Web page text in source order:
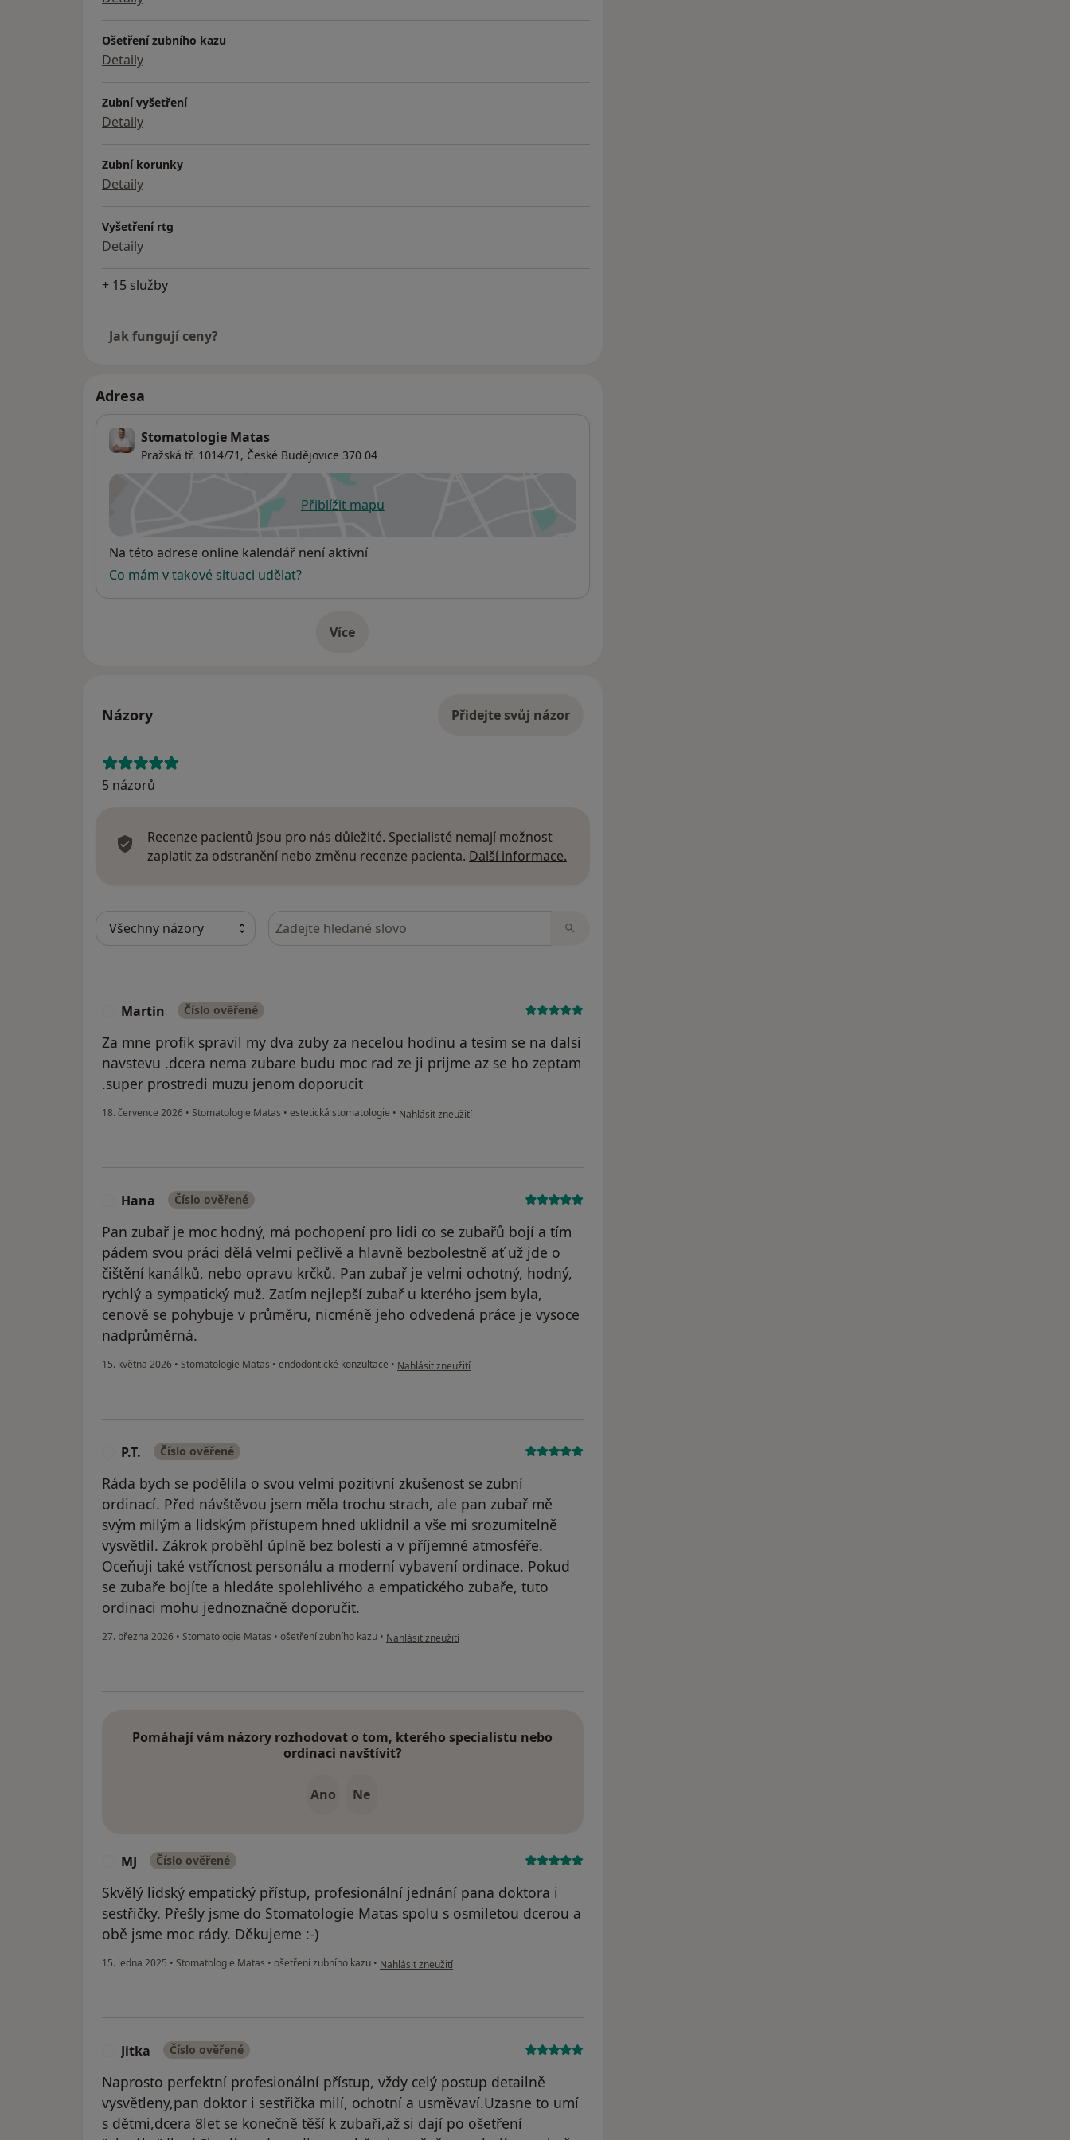
Ošetření zubního kazu
Detaily
Zubní vyšetření
Detaily
Zubní korunky
Detaily
Vyšetření rtg
Detaily
+ 15 služby
Jak fungují ceny?
Adresa
Stomatologie Matas
Pražská tř. 1014/71, České Budějovice 370 04
Přiblížit mapuse otevře v nové záložce
Dostupnost
Na této adrese online kalendář není aktivní
Co mám v takové situaci udělat?
Víceo adrese
Názory Přidejte svůj názor
5 názorů
Recenze pacientů jsou pro nás důležité. Specialisté nemají možnost
zaplatit za odstranění nebo změnu recenze pacienta. Další informace.
Hledejte v názorech
Martin Číslo ověřené
Za mne profik spravil my dva zuby za necelou hodinu a tesim se na dalsi
navstevu .dcera nema zubare budu moc rad ze ji prijme az se ho zeptam
.super prostredi muzu jenom doporucit
18. července 2026 • Stomatologie Matas • estetická stomatologie • podle názoru uživatele Martin
Nahlásit zneužití
Hana Číslo ověřené
Pan zubař je moc hodný, má pochopení pro lidi co se zubařů bojí a tím
pádem svou práci dělá velmi pečlivě a hlavně bezbolestně ať už jde o
čištění kanálků, nebo opravu krčků. Pan zubař je velmi ochotný, hodný,
rychlý a sympatický muž. Zatím nejlepší zubař u kterého jsem byla,
cenově se pohybuje v průměru, nicméně jeho odvedená práce je vysoce
nadprůměrná.
15. května 2026 • Stomatologie Matas • endodontické konzultace • podle názoru uživatele Hana
Nahlásit zneužití
P.T. Číslo ověřené
Ráda bych se podělila o svou velmi pozitivní zkušenost se zubní
ordinací. Před návštěvou jsem měla trochu strach, ale pan zubař mě
svým milým a lidským přístupem hned uklidnil a vše mi srozumitelně
vysvětlil. Zákrok proběhl úplně bez bolesti a v příjemné atmosféře.
Oceňuji také vstřícnost personálu a moderní vybavení ordinace. Pokud
se zubaře bojíte a hledáte spolehlivého a empatického zubaře, tuto
ordinaci mohu jednoznačně doporučit.
27. března 2026 • Stomatologie Matas • ošetření zubního kazu • podle názoru uživatele P.T.
Nahlásit zneužití
Pomáhají vám názory rozhodovat o tom, kterého specialistu nebo
ordinaci navštívit?
Ano Ne
MJ Číslo ověřené
Skvělý lidský empatický přístup, profesionální jednání pana doktora i
sestřičky. Přešly jsme do Stomatologie Matas spolu s osmiletou dcerou a
obě jsme moc rády. Děkujeme :-)
15. ledna 2025 • Stomatologie Matas • ošetření zubního kazu • podle názoru uživatele MJ
Nahlásit zneužití
Jitka Číslo ověřené
Naprosto perfektní profesionální přístup, vždy celý postup detailně
vysvětleny,pan doktor i sestřička milí, ochotní a usměvaví.Uzasne to umí
s dětmi,dcera 8let se konečně těší k zubaři,až si dají po ošetření